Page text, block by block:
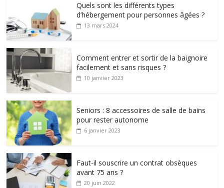
Quels sont les différents types
d’hébergement pour personnes âgées ?
13 mars 2024
Comment entrer et sortir de la baignoire
facilement et sans risques ?
10 janvier 2023
Seniors : 8 accessoires de salle de bains
pour rester autonome
6 janvier 2023
Faut-il souscrire un contrat obsèques
avant 75 ans ?
20 juin 2022